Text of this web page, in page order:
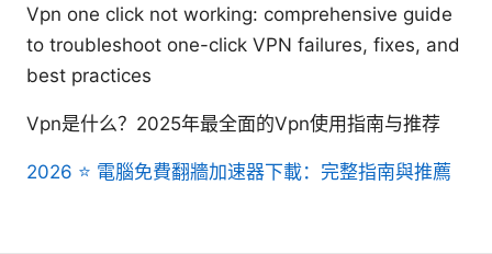
Vpn one click not working: comprehensive guide
to troubleshoot one-click VPN failures, fixes, and
best practices
Vpn是什么？2025年最全面的Vpn使用指南与推荐
2026 ⭐ 電腦免費翻牆加速器下載：完整指南與推薦